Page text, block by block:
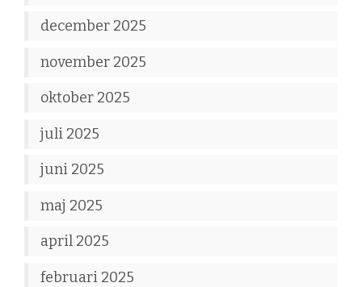
december 2025
november 2025
oktober 2025
juli 2025
juni 2025
maj 2025
april 2025
februari 2025